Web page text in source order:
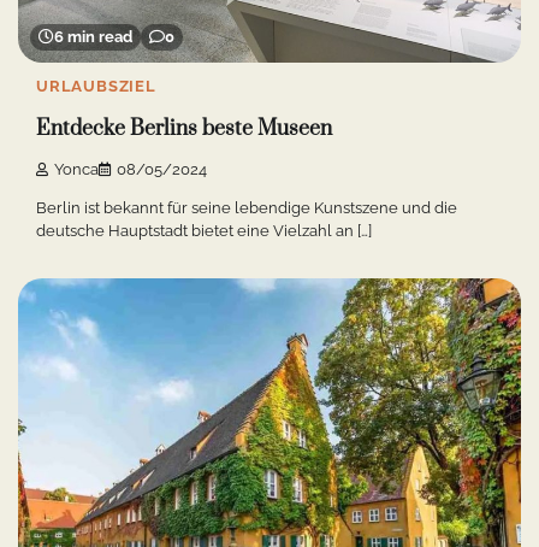
6 min read 0
URLAUBSZIEL
Entdecke Berlins beste Museen
Yonca 08/05/2024
Berlin ist bekannt für seine lebendige Kunstszene und die
deutsche Hauptstadt bietet eine Vielzahl an […]